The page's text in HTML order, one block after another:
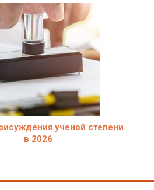
ученой степени
в 2026